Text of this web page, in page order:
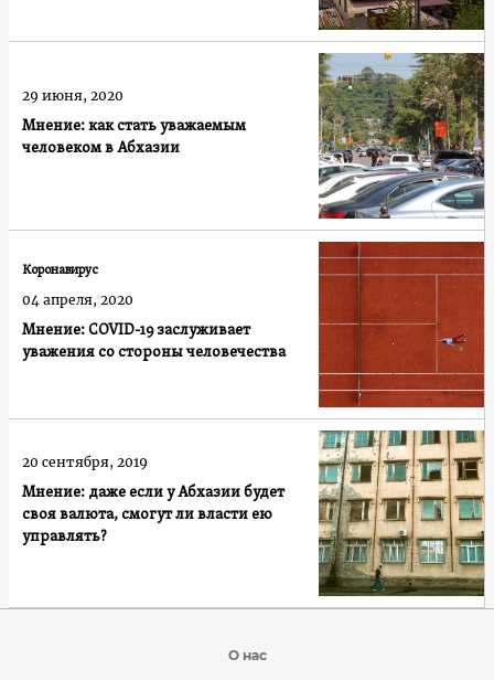
Мнение: как стать уважаемым
человеком в Абхазии
29 июня, 2020
Мнение: COVID-19 заслуживает
уважения со стороны человечества
Коронавирус
04 апреля, 2020
Мнение: даже если у Абхазии будет
своя валюта, смогут ли власти ею
управлять?
20 сентября, 2019
О нас